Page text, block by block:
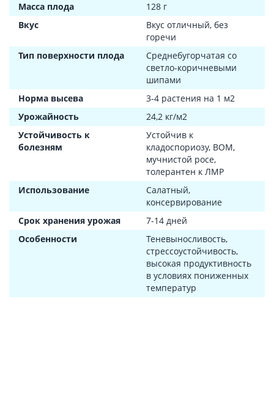
Масса плода
128 г
Вкус
Вкус отличный, без
горечи
Тип поверхности плода
Среднебугорчатая со
светло-коричневыми
шипами
Норма высева
3-4 растения на 1 м2
Урожайность
24,2 кг/м2
Устойчивость к
болезням
Устойчив к
кладоспориозу, ВОМ,
мучнистой росе,
толерантен к ЛМР
Использование
Салатный,
консервирование
Срок хранения урожая
7-14 дней
Особенности
Теневыносливость,
стрессоустойчивость,
высокая продуктивность
в условиях пониженных
температур